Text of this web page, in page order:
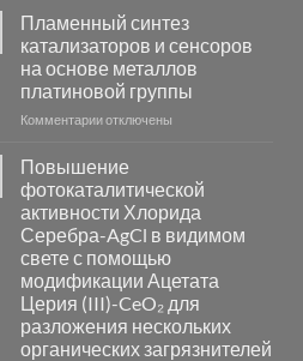
Пламенный синтез
катализаторов и сенсоров
на основе металлов
платиновой группы
Комментариик
синтез
катализаторов
и
сенсоров
на
основе
металлов
платиновой
группы
отключены
Повышение
фотокаталитической
активности Хлорида
Серебра-AgCl в видимом
свете с помощью
модификации Ацетата
Церия (III)-CeO₂ для
разложения нескольких
органических загрязнителей